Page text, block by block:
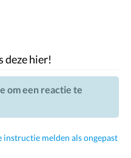
deze hier!
om een reactie te
instructie melden als ongepast